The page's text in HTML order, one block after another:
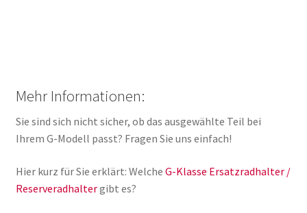
Mehr Informationen:
Sie sind sich nicht sicher, ob das ausgewählte Teil bei
Ihrem G-Modell passt? Fragen Sie uns einfach!
Hier kurz für Sie erklärt: Welche G-Klasse Ersatzradhalter /
Reserveradhaltergibt es?